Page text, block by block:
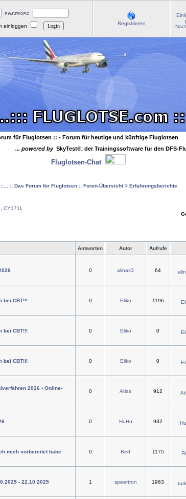
einloggen Registrieren
für Fluglotsen :: - Forum für heutige und künftige Fluglotsen
... powered by SkyTest®, der Trainingssoftware für den DFS-
Fluglotsen-Chat
:::... :: Das Forum für Fluglotsen :: Foren-Übersicht» Erfahrungsberichte
CY1711
Antworten Autor Aufrufe
0 alinax3 64
bei CBT!!! 0 Eliko 1196
bei CBT!!! 0 Eliko 0
bei CBT!!! 0 Eliko 0
2026 - Online-
0 Atlas 912
0 HuHu 932
mich vorbereitet habe 0 Red 1175
- 22.10.2025 1 speertron 1963